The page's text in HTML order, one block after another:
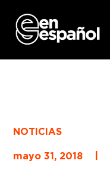
content
NOTICIAS
mayo 31, 2018
|